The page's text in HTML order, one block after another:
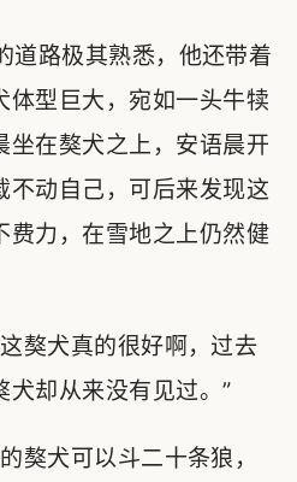
路极其熟悉，他还带着
体型巨大，宛如一头牛犊
坐在獒犬之上，安语晨开
不动自己，可后来发现这
费力，在雪地之上仍然健
獒犬真的很好啊，过去
犬却从来没有见过。”
獒犬可以斗二十条狼，